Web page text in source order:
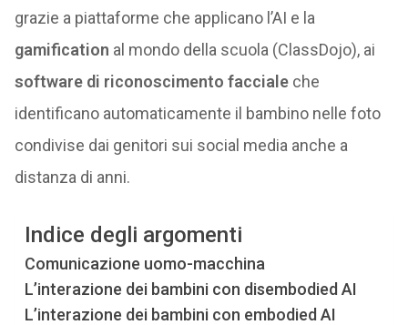
grazie a piattaforme che applicano l’AI e la
gamification al mondo della scuola (ClassDojo), ai
software di riconoscimento faccialeche
identificano automaticamente il bambino nelle foto
condivise dai genitori sui social media anche a
distanza di anni.
Indice degli argomenti
Comunicazione uomo-macchina
L’interazione dei bambini con disembodied AI
L’interazione dei bambini con embodied AI